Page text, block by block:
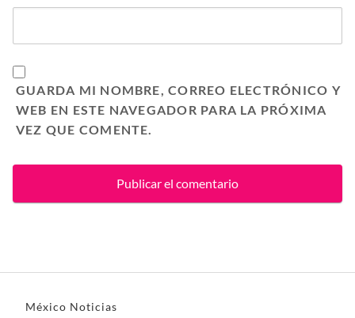
GUARDA MI NOMBRE, CORREO ELECTRÓNICO Y
WEB EN ESTE NAVEGADOR PARA LA PRÓXIMA
VEZ QUE COMENTE.
México Noticias